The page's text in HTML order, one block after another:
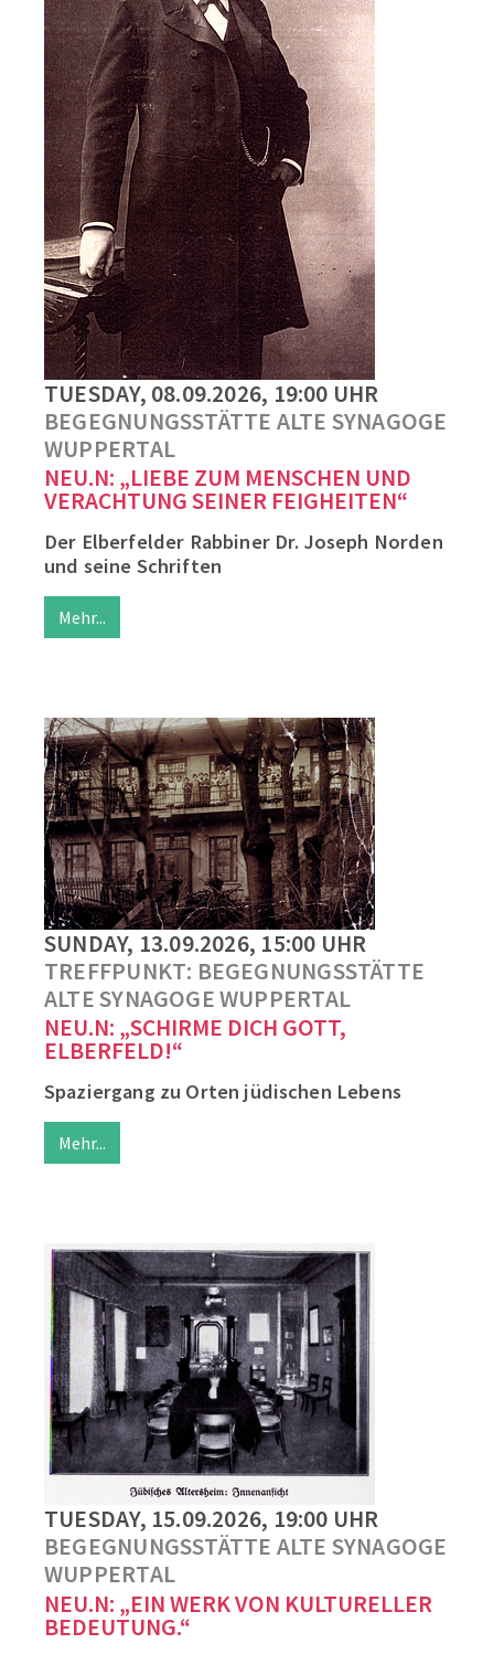
TUESDAY, 08.09.2026, 19:00 UHR
BEGEGNUNGSSTÄTTE ALTE SYNAGOGE
WUPPERTAL
NEU.N: „LIEBE ZUM MENSCHEN UND
VERACHTUNG SEINER FEIGHEITEN“
Der Elberfelder Rabbiner Dr. Joseph Norden
und seine Schriften
Mehr...
SUNDAY, 13.09.2026, 15:00 UHR
TREFFPUNKT: BEGEGNUNGSSTÄTTE
ALTE SYNAGOGE WUPPERTAL
NEU.N: „SCHIRME DICH GOTT,
ELBERFELD!“
Spaziergang zu Orten jüdischen Lebens
Mehr...
TUESDAY, 15.09.2026, 19:00 UHR
BEGEGNUNGSSTÄTTE ALTE SYNAGOGE
WUPPERTAL
NEU.N: „EIN WERK VON KULTURELLER
BEDEUTUNG.“